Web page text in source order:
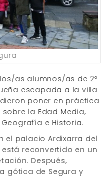
as alumnos/as de 2º
escapada a la villa
poner en práctica
la Edad Media,
e Historia.
el palacio Ardixarra del
reconvertido en un
Después,
gótica de Segura y